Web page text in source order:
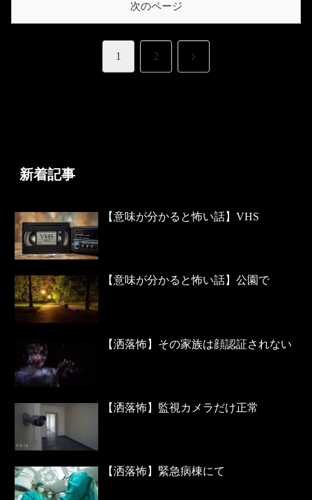
次のページ
1 2 次
新着記事
【意味が分かると怖い話】VHS
【意味が分かると怖い話】公園で
【洒落怖】その家族は顔認証されない
【洒落怖】監視カメラだけ正常
【洒落怖】緊急病棟にて